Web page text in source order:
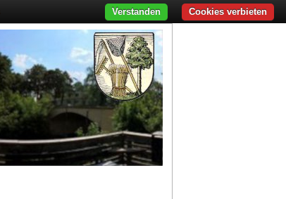
Cookies verbieten
Verstanden